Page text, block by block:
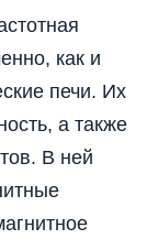
как и
печи. Их
а также
В ней